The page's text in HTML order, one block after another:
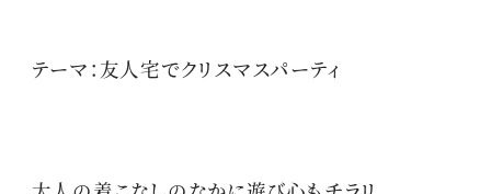
テーマ：友人宅でクリスマスパーティ